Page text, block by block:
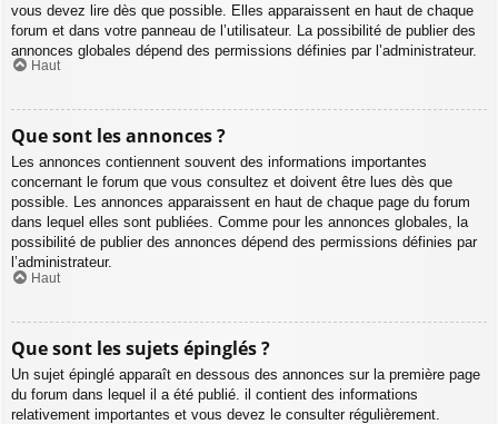
vous devez lire dès que possible. Elles apparaissent en haut de chaque
forum et dans votre panneau de l’utilisateur. La possibilité de publier des
annonces globales dépend des permissions définies par l’administrateur.
Haut
Que sont les annonces ?
Les annonces contiennent souvent des informations importantes
concernant le forum que vous consultez et doivent être lues dès que
possible. Les annonces apparaissent en haut de chaque page du forum
dans lequel elles sont publiées. Comme pour les annonces globales, la
possibilité de publier des annonces dépend des permissions définies par
l’administrateur.
Haut
Que sont les sujets épinglés ?
Un sujet épinglé apparaît en dessous des annonces sur la première page
du forum dans lequel il a été publié. il contient des informations
relativement importantes et vous devez le consulter régulièrement.